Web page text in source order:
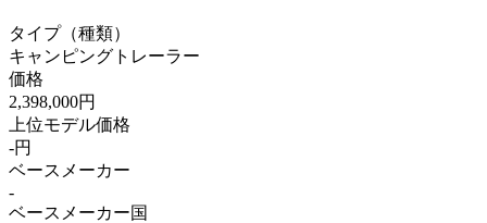
タイプ（種類）
キャンピングトレーラー
価格
2,398,000円
上位モデル価格
-円
ベースメーカー
-
ベースメーカー国